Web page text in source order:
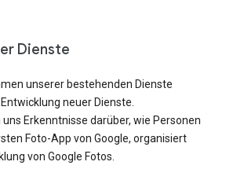
Dienste
unserer bestehenden Dienste
neuer Dienste.
Erkenntnisse darüber, wie Personen
Foto-App von Google, organisiert
von Google Fotos.